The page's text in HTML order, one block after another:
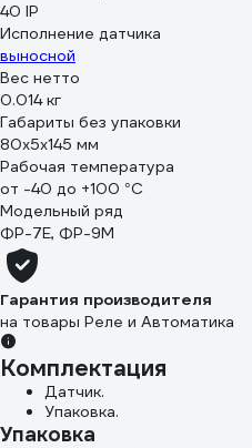
40 IP
Исполнение датчика
выносной
Вес нетто
0.014 кг
Габариты без упаковки
80х5х145 мм
Рабочая температура
от -40 до +100 °С
Модельный ряд
ФР-7Е, ФР-9М
Гарантия производителя
на товары Реле и Автоматика
Комплектация
Датчик.
Упаковка.
Упаковка